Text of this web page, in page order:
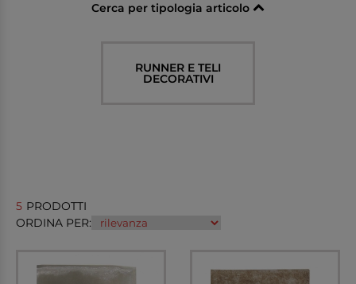
Cerca per tipologia articolo
RUNNER E TELI
DECORATIVI
5 PRODOTTI
ORDINA PER: